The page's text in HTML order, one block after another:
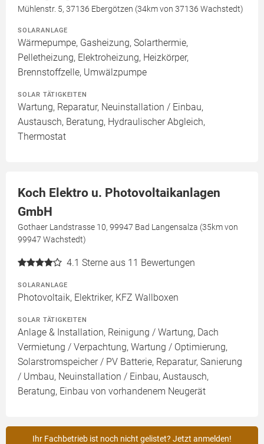
Mühlenstr. 5, 37136 Ebergötzen (34km von 37136 Wachstedt)
SOLARANLAGE
Wärmepumpe, Gasheizung, Solarthermie,
Pelletheizung, Elektroheizung, Heizkörper,
Brennstoffzelle, Umwälzpumpe
SOLAR TÄTIGKEITEN
Wartung, Reparatur, Neuinstallation / Einbau,
Austausch, Beratung, Hydraulischer Abgleich,
Thermostat
Koch Elektro u. Photovoltaikanlagen
GmbH
Gothaer Landstrasse 10, 99947 Bad Langensalza (35km von
99947 Wachstedt)
4.1 Sterne aus 11 Bewertungen
SOLARANLAGE
Photovoltaik, Elektriker, KFZ Wallboxen
SOLAR TÄTIGKEITEN
Anlage & Installation, Reinigung / Wartung, Dach
Vermietung / Verpachtung, Wartung / Optimierung,
Solarstromspeicher / PV Batterie, Reparatur, Sanierung
/ Umbau, Neuinstallation / Einbau, Austausch,
Beratung, Einbau von vorhandenem Neugerät
Ihr Fachbetrieb ist noch nicht gelistet? Jetzt anmelden!